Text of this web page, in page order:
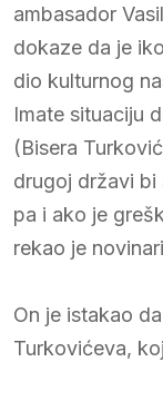
ambasador
dokaze da je
dio kulturnog
Imate situaciju
(Bisera
drugoj državi
pa i ako je
rekao je
On je istakao
Turkovićeva,